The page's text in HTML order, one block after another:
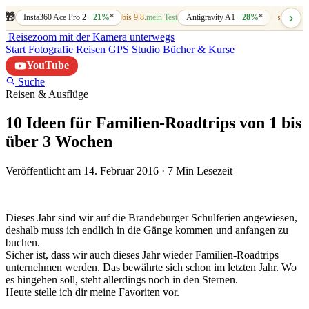
🎁 Insta360 Ace Pro 2−21%* bis 9.8.mein Test Antigravity A1 −28%* bis 7.8.
›
Reisezoom mit der Kamera unterwegs
Start Fotografie Reisen GPS Studio Bücher & Kurse
YouTube
Suche
Reisen & Ausflüge
10 Ideen für Familien-Roadtrips von 1 bis
über 3 Wochen
Veröffentlicht am 14. Februar 2016 · 7 Min Lesezeit
Dieses Jahr sind wir auf die Brandeburger Schulferien angewiesen,
deshalb muss ich endlich in die Gänge kommen und anfangen zu
buchen.
Sicher ist, dass wir auch dieses Jahr wieder Familien-Roadtrips
unternehmen werden. Das bewährte sich schon im letzten Jahr. Wo
es hingehen soll, steht allerdings noch in den Sternen.
Heute stelle ich dir meine Favoriten vor.